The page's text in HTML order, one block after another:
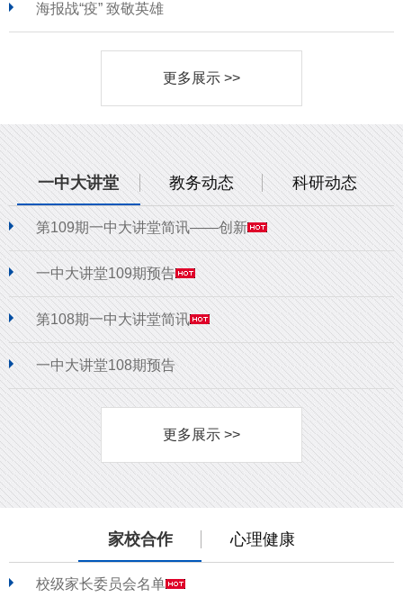
海报战“疫” 致敬英雄
更多展示 >>
一中大讲堂 教务动态 科研动态
第109期一中大讲堂简讯——创新
一中大讲堂109期预告
第108期一中大讲堂简讯
一中大讲堂108期预告
更多展示 >>
家校合作 心理健康
校级家长委员会名单